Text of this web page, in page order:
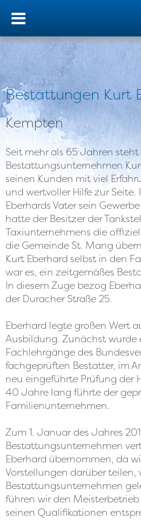
unternehmen
digitale trauerplanung
informationen
podcasts
ausbildung
gedenkportal
Bestattungen Kurt
Kempten
Seit mehr als 65 Jahren steht
Bestattungsunternehmen
seinen Kunden mit viel
und wertvoller Hilfe zur Seite.
Eberhards Vater sein
hatte der Besitzer der
Taxiunternehmens die
die Gemeinde St. Mang
Kurt Eberhard selbst in den
war es, ein zeitgemäßes
In diesem Zuge bezog
der Duracher Straße 25.
Eberhard legte großen Wert
Ausbildung. Zunächst wurde
Fachlehrgänge des
fachgeprüften Bestatter, im
neu eingeführte Prüfung der
40 Jahre lang führte der
Familienunternehmen.
Zum 1. Januar des Jahres
Bestattungsunternehmen
Eberhard übernommen, da
Vorstellungen darüber teilen,
Bestattungsunternehmen
führen wir den
seinen Qualifikationen